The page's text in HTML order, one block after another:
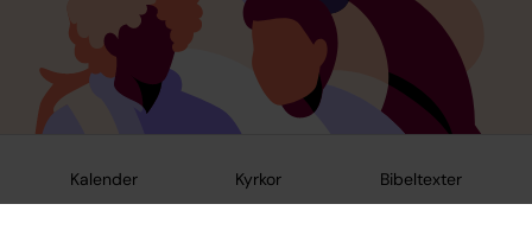
Kalender Kyrkor Bibeltexter